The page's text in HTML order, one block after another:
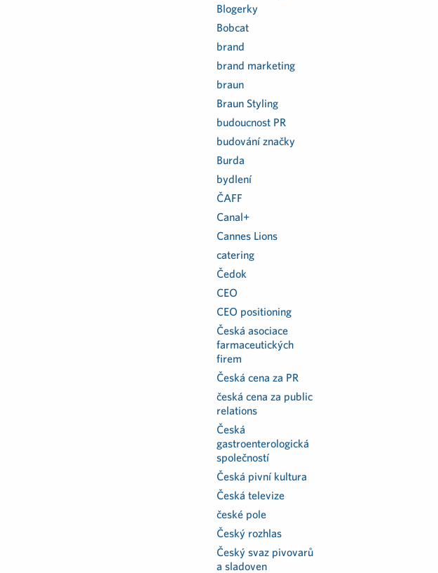
Blogerky
Bobcat
brand
brand marketing
braun
Braun Styling
budoucnost PR
budování značky
Burda
bydlení
ČAFF
Canal+
Cannes Lions
catering
Čedok
CEO
CEO positioning
Česká asociace
farmaceutických
firem
Česká cena za PR
česká cena za public
relations
Česká
gastroenterologická
společností
Česká pivní kultura
Česká televize
české pole
Český rozhlas
Český svaz pivovarů
a sladoven